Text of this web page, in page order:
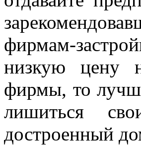
фирмам-
низкую цену
фирмы, то
лишиться
достроенный